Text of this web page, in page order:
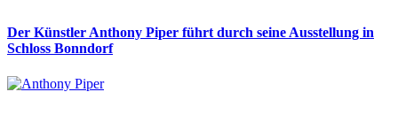
Der Künstler Anthony Piper führt durch seine Ausstellung in
Schloss Bonndorf